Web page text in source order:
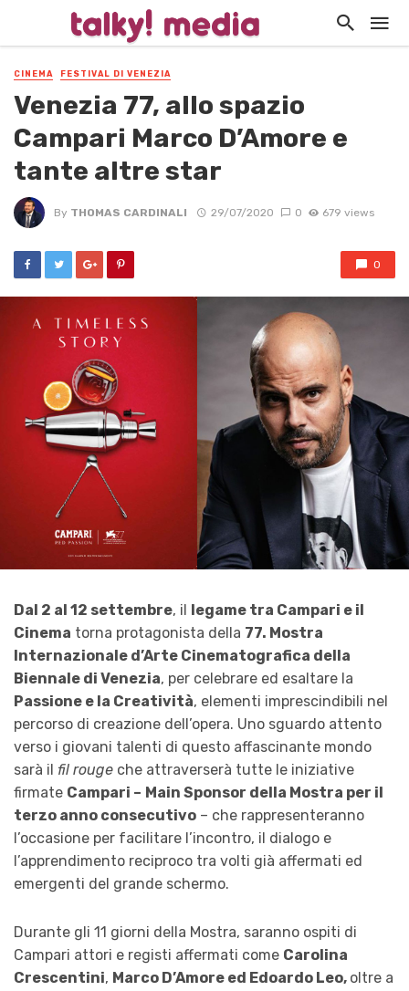
CINEMA FESTIVAL DI VENEZIA
Venezia 77, allo spazio
Campari Marco D’Amore e
tante altre star
By THOMAS CARDINALI 29/07/2020 0 679 views
0
Dal 2 al 12 settembre, il legame tra Campari e il
Cinema torna protagonista della 77. Mostra
Internazionale d’Arte Cinematografica della
Biennale di Venezia, per celebrare ed esaltare la
Passione e la Creatività, elementi imprescindibili nel
percorso di creazione dell’opera. Uno sguardo attento
verso i giovani talenti di questo affascinante mondo
sarà il fil rouge che attraverserà tutte le iniziative
firmate Campari – Main Sponsor della Mostra per il
terzo anno consecutivo – che rappresenteranno
l’occasione per facilitare l’incontro, il dialogo e
l’apprendimento reciproco tra volti già affermati ed
emergenti del grande schermo.
Durante gli 11 giorni della Mostra, saranno ospiti di
Campari attori e registi affermati come Carolina
Crescentini, Marco D’Amore ed Edoardo Leo, oltre a